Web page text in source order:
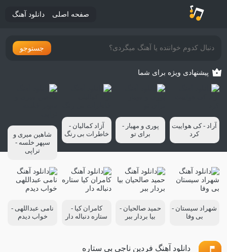
صفحه اصلی دانلود آهنگ
جستوجو
پیشنهادی ویژه برای شما
آراد - کی هواییت
کرد
پوری و مهیار -
برای تو
آزاد کمالیان -
خاطرات بی رنگ
شاهین میری و
سپهر خلسه -
تراپی
شهراد سیستان -
بی وفا
حمید صالحیان -
بیا بردار ببر
کامران کیا -
ستاره دنباله دار
نامی عبداللهی -
خواب دیدم
دانلود آهنگ فردین ناجی بی ستاره